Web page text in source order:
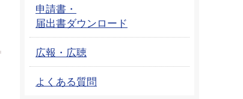
申請書・
届出書ダウンロード
広報・広聴
よくある質問